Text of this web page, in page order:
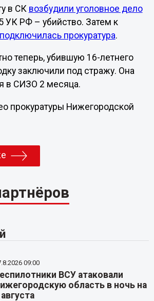
в СК возбудили уголовное дело
УК РФ – убийство. Затем к
подключилась прокуратура.
теперь, убившую 16-летнего
заключили под стражу. Она
в СИЗО 2 месяца.
прокуратуры Нижегородской
09:00
ВСУ атаковали
область в ночь на